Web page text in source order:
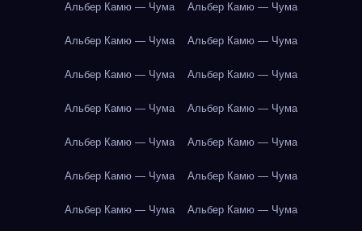
Альбер Камю — Чума Альбер Камю — Чума
Альбер Камю — Чума Альбер Камю — Чума
Альбер Камю — Чума Альбер Камю — Чума
Альбер Камю — Чума Альбер Камю — Чума
Альбер Камю — Чума Альбер Камю — Чума
Альбер Камю — Чума Альбер Камю — Чума
Альбер Камю — Чума Альбер Камю — Чума